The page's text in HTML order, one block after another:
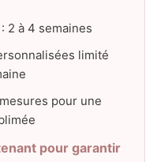
2 à 4 semaines
limité
pour une
pour garantir